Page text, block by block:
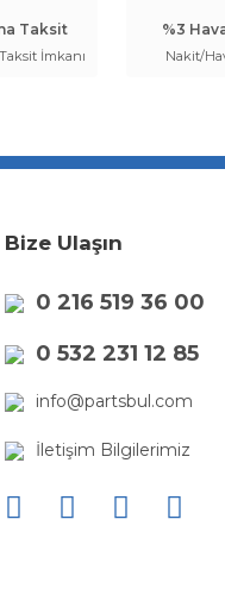
Taksit
İmkanı
%3
Nakit/
Bize Ulaşın
0 216 519 36 00
0 532 231 12 85
info@partsbul.com
İletişim Bilgilerimiz